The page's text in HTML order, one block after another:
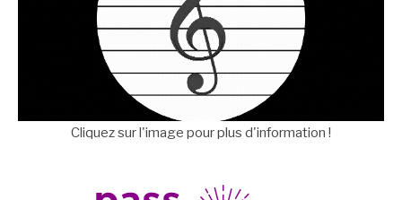
Cliquez sur l'image pour plus d'information !